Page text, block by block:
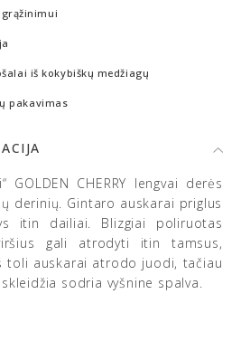
iš kokybiškų medžiagų
pakavimas
GOLDEN CHERRY lengvai derės
derinių. Gintaro auskarai priglus
itin dailiai. Blizgiai poliruotas
gali atrodyti itin tamsus,
toli auskarai atrodo juodi, tačiau
sodria vyšnine spalva.